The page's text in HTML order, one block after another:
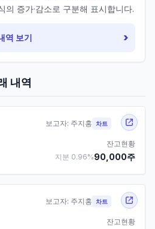
의 증가·감소로 구분해 표시합니다.
역 보기 ›
내역
보고자: 주지홍 차트
잔고현황
지분 0.96%90,000주
보고자: 주지홍 차트
잔고현황